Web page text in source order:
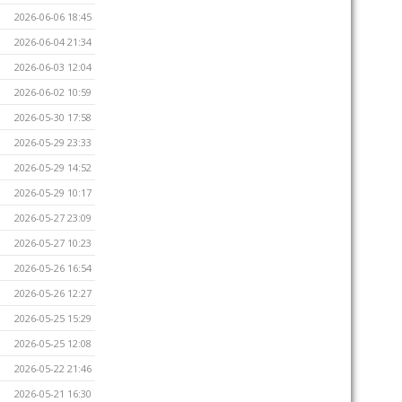
2026-06-06 18:45
2026-06-04 21:34
2026-06-03 12:04
2026-06-02 10:59
2026-05-30 17:58
2026-05-29 23:33
2026-05-29 14:52
2026-05-29 10:17
2026-05-27 23:09
2026-05-27 10:23
2026-05-26 16:54
2026-05-26 12:27
2026-05-25 15:29
2026-05-25 12:08
2026-05-22 21:46
2026-05-21 16:30